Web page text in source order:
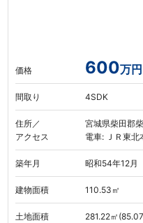
価格 600万円
間取り 4SDK
住所／
アクセス
宮城県柴田郡
電車: ＪＲ東北
築年月 昭和54年12月
建物面積 110.53㎡
土地面積 281.22㎡